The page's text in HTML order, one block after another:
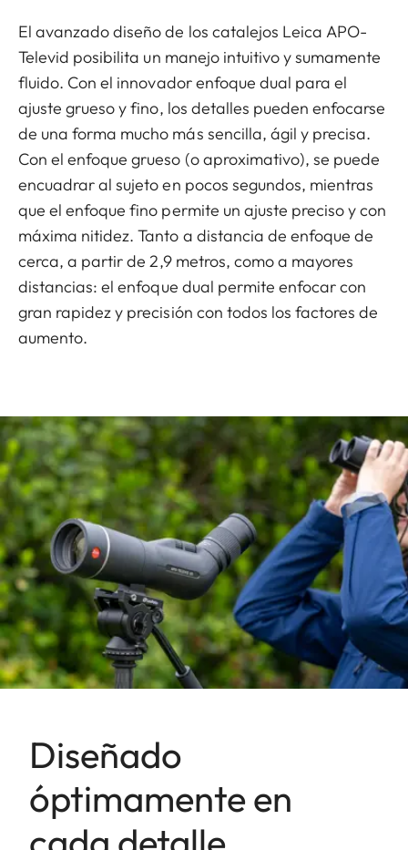
El avanzado diseño de los catalejos Leica APO-
Televid posibilita un manejo intuitivo y sumamente
fluido. Con el innovador enfoque dual para el
ajuste grueso y fino, los detalles pueden enfocarse
de una forma mucho más sencilla, ágil y precisa.
Con el enfoque grueso (o aproximativo), se puede
encuadrar al sujeto en pocos segundos, mientras
que el enfoque fino permite un ajuste preciso y con
máxima nitidez. Tanto a distancia de enfoque de
cerca, a partir de 2,9 metros, como a mayores
distancias: el enfoque dual permite enfocar con
gran rapidez y precisión con todos los factores de
aumento.
Diseñado
óptimamente en